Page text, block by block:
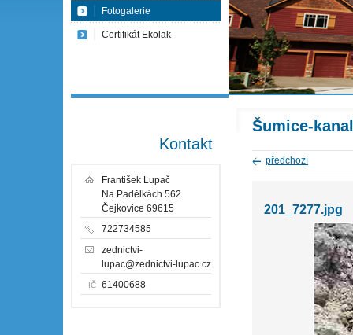
Šumice-
předchozí
201_7277.jpg
Fotogalerie
Certifikát Ekolak
Kontakt
František Lupač
Na Padělkách 562
Čejkovice 69615
722734585
zednictvi-
lupac@zednictvi-lupac.cz
IČ 61400688